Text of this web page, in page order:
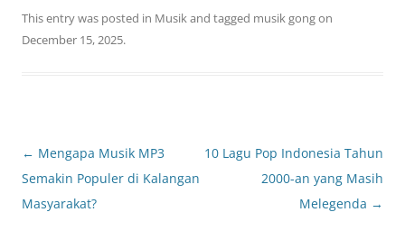
This entry was posted in Musikand tagged musik gongon
December 15, 2025.
Post
navigation
← Mengapa Musik MP3
Semakin Populer di Kalangan
Masyarakat?
10 Lagu Pop Indonesia Tahun
2000-an yang Masih
Melegenda →